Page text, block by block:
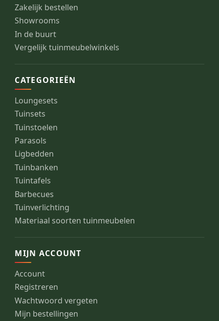
Zakelijk bestellen
Showrooms
In de buurt
Vergelijk tuinmeubelwinkels
CATEGORIEËN
Loungesets
Tuinsets
Tuinstoelen
Parasols
Ligbedden
Tuinbanken
Tuintafels
Barbecues
Tuinverlichting
Materiaal soorten tuinmeubelen
MIJN ACCOUNT
Account
Registreren
Wachtwoord vergeten
Mijn bestellingen